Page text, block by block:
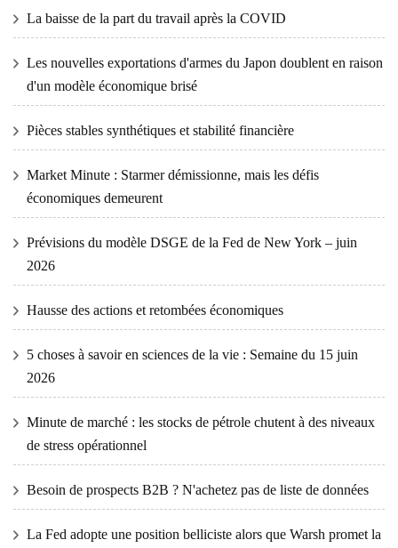
La baisse de la part du travail après la COVID
Les nouvelles exportations d'armes du Japon doublent en raison
d'un modèle économique brisé
Pièces stables synthétiques et stabilité financière
Market Minute : Starmer démissionne, mais les défis
économiques demeurent
Prévisions du modèle DSGE de la Fed de New York – juin
2026
Hausse des actions et retombées économiques
5 choses à savoir en sciences de la vie : Semaine du 15 juin
2026
Minute de marché : les stocks de pétrole chutent à des niveaux
de stress opérationnel
Besoin de prospects B2B ? N'achetez pas de liste de données
La Fed adopte une position belliciste alors que Warsh promet la